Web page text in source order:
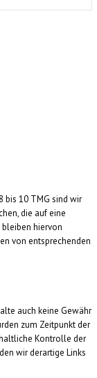
bis 10 TMG sind wir
die auf eine
hiervon
von entsprechenden
auch keine Gewähr
zum Zeitpunkt der
Kontrolle der
wir derartige Links